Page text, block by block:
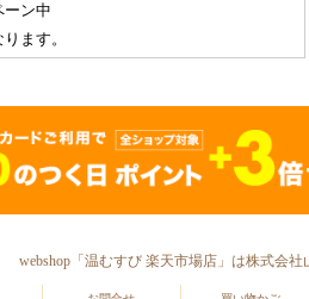
ン中
ます。
webshop「温むすび 楽天市場店」は株式会社